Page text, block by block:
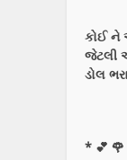
કોઈ ને
જેટલી
ડોલ
* 💕